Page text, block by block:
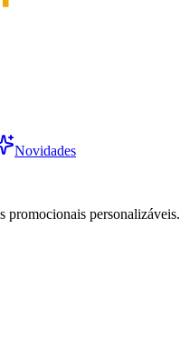
Novidades
promocionais personalizáveis.